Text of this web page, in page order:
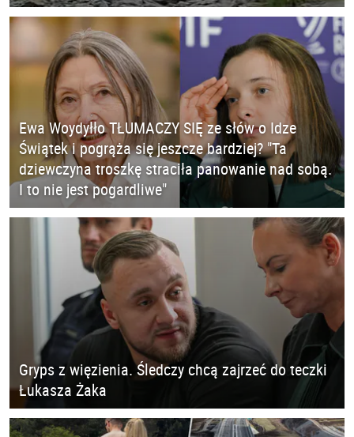
Ewa Woydyłło TŁUMACZY SIĘ ze słów o Idze
Świątek i pogrąża się jeszcze bardziej? "Ta
dziewczyna troszkę straciła panowanie nad sobą.
I to nie jest pogardliwe"
Gryps z więzienia. Śledczy chcą zajrzeć do teczki
Łukasza Żaka